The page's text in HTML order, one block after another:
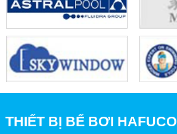
THIẾT BỊ BỂ BƠI HAFUCO